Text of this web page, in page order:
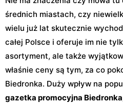
średnich miastach, czy
wielu już lat skutecznie
całej Polsce i oferuje im nie
asortyment, ale także
właśnie ceny są tym, za co
Biedronka. Duży wpływ na
gazetka promocyjna Biedronka